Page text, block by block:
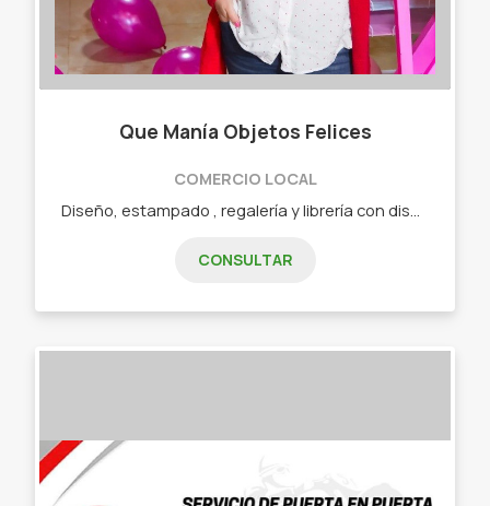
Que Manía Objetos Felices
COMERCIO LOCAL
CONSULTAR